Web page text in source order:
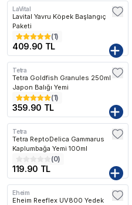
LaVital
Lavital Yavru Köpek Başlangıç
Paketi
(1)
409.90 TL
Tetra
Tetra Goldfish Granules 250ml -
Japon Balığı Yemi
(1)
359.90 TL
Tetra
Tetra ReptoDelica Gammarus
Kaplumbağa Yemi 100ml
(0)
119.90 TL
Kargo Bedava
Eheim
Eheim Reeflex UV800 Yedek